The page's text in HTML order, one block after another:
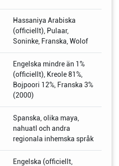
Hassaniya Arabiska
(officiellt), Pulaar,
Soninke, Franska, Wolof
Engelska mindre än 1%
(officiellt), Kreole 81%,
Bojpoori 12%, Franska 3%
(2000)
Spanska, olika maya,
nahuatl och andra
regionala inhemska språk
Engelska (officiellt,